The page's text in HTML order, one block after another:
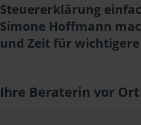
Steuererklärung
Simone Hoffmann
und Zeit für
Ihre Beraterin vor Ort